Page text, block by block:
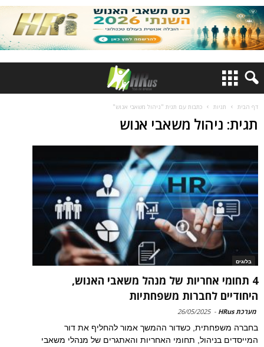
דף הבית תגיות כתבות עם תגית "ניהול משאבי אנוש"
תגית: ניהול משאבי אנוש
בלוגים
4 תחומי אחריות של מנהל משאבי האנוש,
היחודיים לחברות משפחתיות
מערכת HRus -
26/05/2025
בחברה משפחתית, כשדור ההמשך אמור להחליף את דור
המייסדים בניהול, תחומי האחריות והאתגרים של מנהלי משאבי